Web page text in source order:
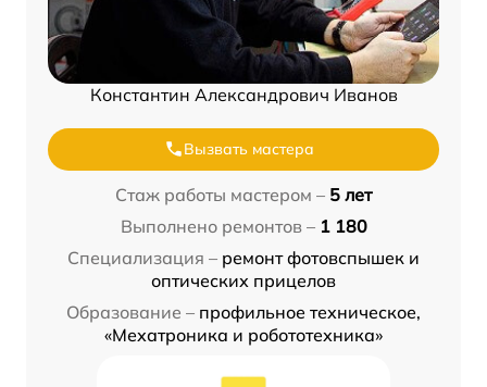
Константин Александрович Иванов
Вызвать мастера
Стаж работы мастером – 5 лет
Выполнено ремонтов – 1 180
Специализация – ремонт фотовспышек и
оптических прицелов
Образование – профильное техническое,
«Мехатроника и робототехника»